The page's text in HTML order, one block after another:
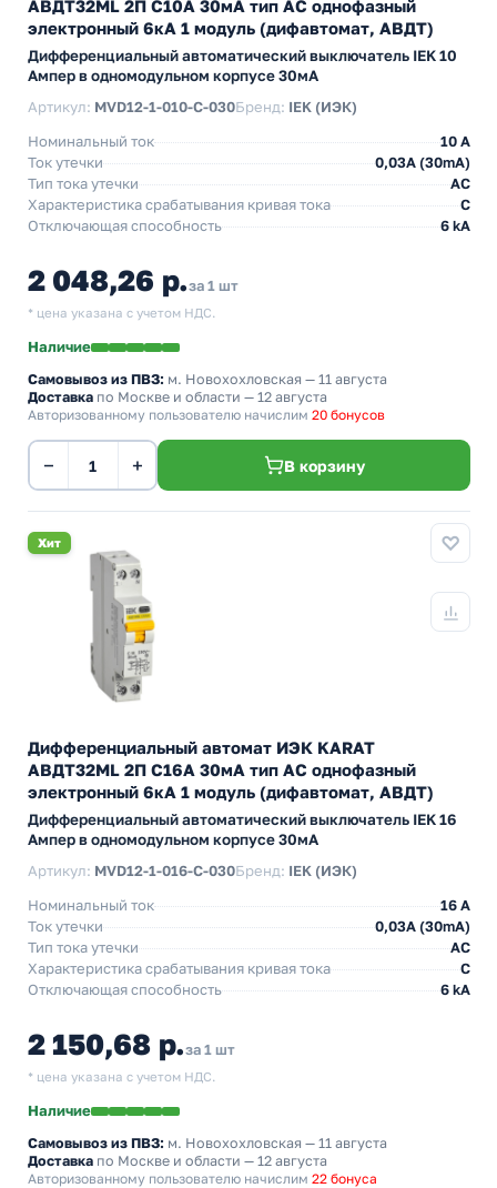
АВДТ32МL 2П С10А 30мА тип АС однофазный
электронный 6кА 1 модуль (дифавтомат, АВДТ)
Дифференциальный автоматический выключатель IEK 10
Ампер в одномодульном корпусе 30мА
Артикул: MVD12-1-010-C-030Бренд: IEK (ИЭК)
Номинальный ток
10 А
Ток утечки
0,03A (30mA)
Тип тока утечки
AC
Характеристика срабатывания кривая тока
C
Отключающая способность
6 kA
2 048,26 р.за 1 шт
* цена указана с учетом НДС.
Наличие
Самовывоз из ПВЗ: м. Новохохловская — 11 августа
Доставка по Москве и области — 12 августа
Авторизованному пользователю начислим 20 бонусов
− + В корзину
Хит
Дифференциальный автомат ИЭК KARAT
АВДТ32МL 2П С16А 30мА тип АС однофазный
электронный 6кА 1 модуль (дифавтомат, АВДТ)
Дифференциальный автоматический выключатель IEK 16
Ампер в одномодульном корпусе 30мА
Артикул: MVD12-1-016-C-030Бренд: IEK (ИЭК)
Номинальный ток
16 А
Ток утечки
0,03A (30mA)
Тип тока утечки
AC
Характеристика срабатывания кривая тока
C
Отключающая способность
6 kA
2 150,68 р.за 1 шт
* цена указана с учетом НДС.
Наличие
Самовывоз из ПВЗ: м. Новохохловская — 11 августа
Доставка по Москве и области — 12 августа
Авторизованному пользователю начислим 22 бонуса